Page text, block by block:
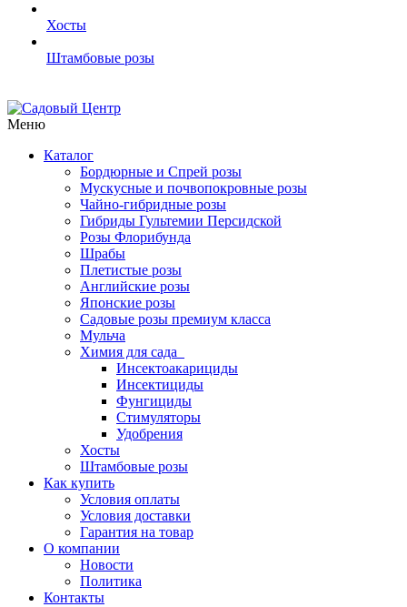
Хосты
Штамбовые розы
Меню
Каталог
Бордюрные и Спрей розы
Мускусные и почвопокровные розы
Чайно-гибридные розы
Гибриды Гультемии Персидской
Розы Флорибунда
Шрабы
Плетистые розы
Английские розы
Японские розы
Садовые розы премиум класса
Мульча
Химия для сада
Инсектоакарициды
Инсектициды
Фунгициды
Стимуляторы
Удобрения
Хосты
Штамбовые розы
Как купить
Условия оплаты
Условия доставки
Гарантия на товар
О компании
Новости
Политика
Контакты